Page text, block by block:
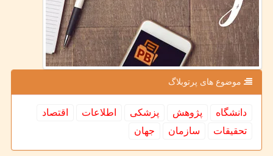
موضوع های پرتوبلاگ
دانشگاه پژوهش پزشكی اطلاعات
اقتصاد
تحقیقات
سازمان جهان